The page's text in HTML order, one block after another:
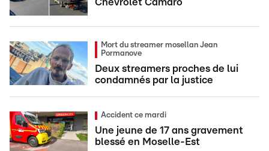
Chevrolet Camaro
Mort du streamer mosellan Jean
Pormanove
Deux streamers proches de lui
condamnés par la justice
Accident ce mardi
Une jeune de 17 ans gravement
blessé en Moselle-Est